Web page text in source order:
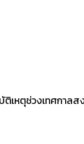
เหตุช่วงเทศกาล